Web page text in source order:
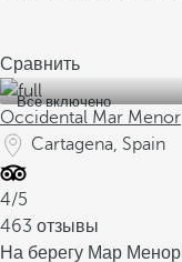
Сравнить
Все включено
Occidental Mar Menor
Cartagena, Spain
4/5
463 отзывы
На берегу Мар Менор